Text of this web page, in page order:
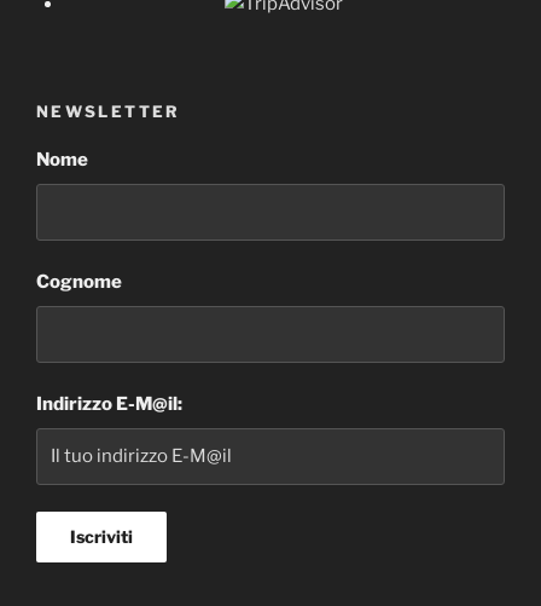
NEWSLETTER
Nome
Cognome
Indirizzo E-M@il: